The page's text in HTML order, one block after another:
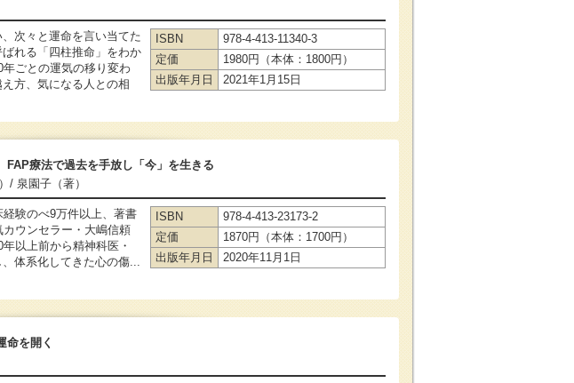
次々と運命を言い当てた
れる「四柱推命」をわか
ごとの運気の移り変わ
方、気になる人との相
ISBN
978-4-413-11340-3
定価
1980円（本体：1800円）
出版年月日
2021年1月15日
FAP療法で過去を手放し「今」を生きる
/ 泉園子 （著）
験のべ9万件以上、著書
ウンセラー・大嶋信頼
以上前から精神科医・
体系化してきた心の傷...
ISBN
978-4-413-23173-2
定価
1870円（本体：1700円）
出版年月日
2020年11月1日
命を開く